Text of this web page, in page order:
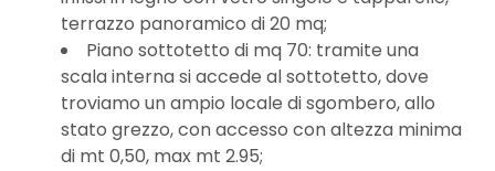
terrazzo panoramico di 20 mq;
Piano sottotetto di mq 70: tramite una
scala interna si accede al sottotetto, dove
troviamo un ampio locale di sgombero, allo
stato grezzo, con accesso con altezza minima
di mt 0,50, max mt 2.95;
5+